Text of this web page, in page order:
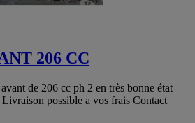
206 CC
de 206 cc ph 2 en très bonne état
possible a vos frais Contact